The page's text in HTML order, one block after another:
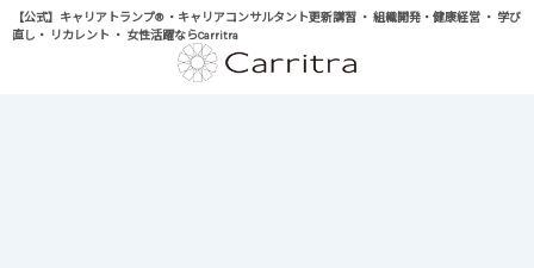
【公式】キャリアトランプ® ・キャリアコンサルタント更新講習 ・ 組織開発・健康経営 ・ 学び
直し・ リカレント ・ 女性活躍ならCarritra